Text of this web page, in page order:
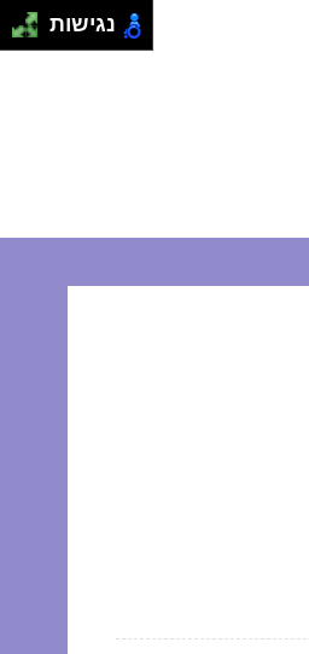
נגישות